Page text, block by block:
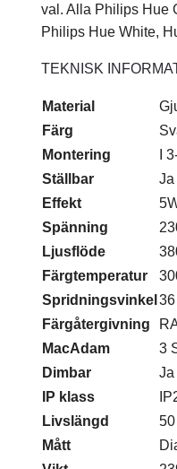
val. Alla Philips Hue
Philips Hue White,
TEKNISK
Material
Färg
Montering
I
Ställbar
Ja
Effekt
Spänning
Ljusflöde
Färgtemperatur
Spridningsvinkel
Färgåtergivning
MacAdam
3
Dimbar
Ja
IP klass
Livslängd
Mått